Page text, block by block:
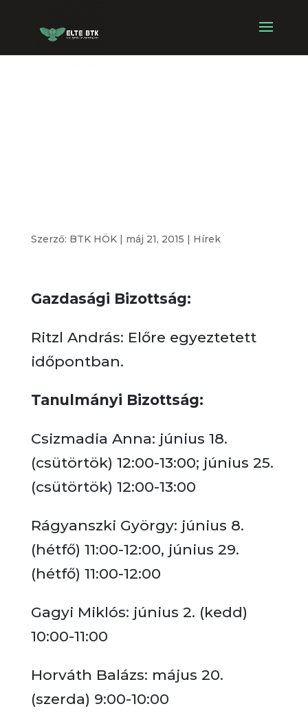
Szerző: BTK HÖK| máj 21, 2015 | Hírek
Gazdasági Bizottság:
Ritzl András: Előre egyeztetett
időpontban.
Tanulmányi Bizottság:
Csizmadia Anna: június 18.
(csütörtök) 12:00-13:00; június 25.
(csütörtök) 12:00-13:00
Rágyanszki György: június 8.
(hétfő) 11:00-12:00, június 29.
(hétfő) 11:00-12:00
Gagyi Miklós: június 2. (kedd)
10:00-11:00
Horváth Balázs: május 20.
(szerda) 9:00-10:00